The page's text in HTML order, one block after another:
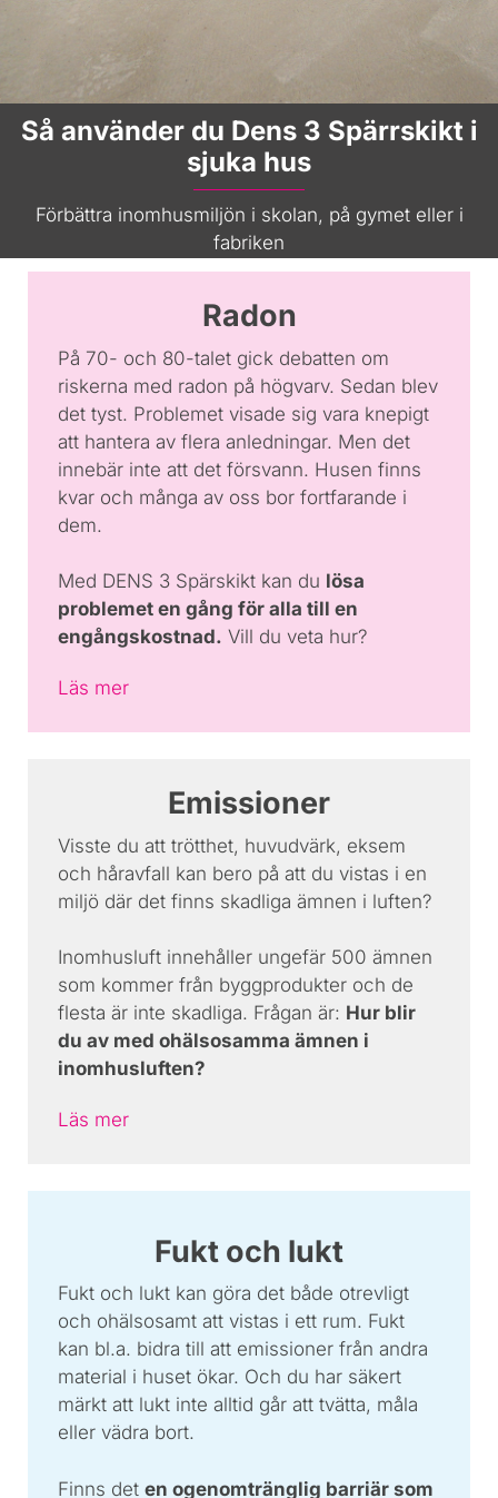
Så använder du Dens 3 Spärrskikt i
sjuka hus
Förbättra inomhusmiljön i skolan, på gymet eller i
fabriken
Radon
På 70- och 80-talet gick debatten om
riskerna med radon på högvarv. Sedan blev
det tyst. Problemet visade sig vara knepigt
att hantera av flera anledningar. Men det
innebär inte att det försvann. Husen finns
kvar och många av oss bor fortfarande i
dem.
Med DENS 3 Spärskikt kan du lösa
problemet en gång för alla till en
engångskostnad. Vill du veta hur?
Läs mer
Emissioner
Visste du att trötthet, huvudvärk, eksem
och håravfall kan bero på att du vistas i en
miljö där det finns skadliga ämnen i luften?
Inomhusluft innehåller ungefär 500 ämnen
som kommer från byggprodukter och de
flesta är inte skadliga. Frågan är: Hur blir
du av med ohälsosamma ämnen i
inomhusluften?
Läs mer
Fukt och lukt
Fukt och lukt kan göra det både otrevligt
och ohälsosamt att vistas i ett rum. Fukt
kan bl.a. bidra till att emissioner från andra
material i huset ökar. Och du har säkert
märkt att lukt inte alltid går att tvätta, måla
eller vädra bort.
Finns deten ogenomtränglig barriär som